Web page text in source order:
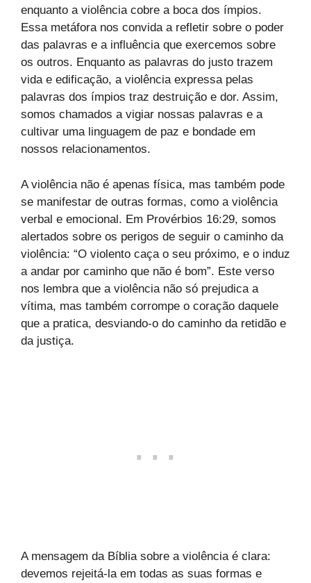
enquanto a violência cobre a boca dos ímpios.
Essa metáfora nos convida a refletir sobre o poder
das palavras e a influência que exercemos sobre
os outros. Enquanto as palavras do justo trazem
vida e edificação, a violência expressa pelas
palavras dos ímpios traz destruição e dor. Assim,
somos chamados a vigiar nossas palavras e a
cultivar uma linguagem de paz e bondade em
nossos relacionamentos.
A violência não é apenas física, mas também pode
se manifestar de outras formas, como a violência
verbal e emocional. Em Provérbios 16:29, somos
alertados sobre os perigos de seguir o caminho da
violência: “O violento caça o seu próximo, e o induz
a andar por caminho que não é bom”. Este verso
nos lembra que a violência não só prejudica a
vítima, mas também corrompe o coração daquele
que a pratica, desviando-o do caminho da retidão e
da justiça.
A mensagem da Bíblia sobre a violência é clara:
devemos rejeitá-la em todas as suas formas e